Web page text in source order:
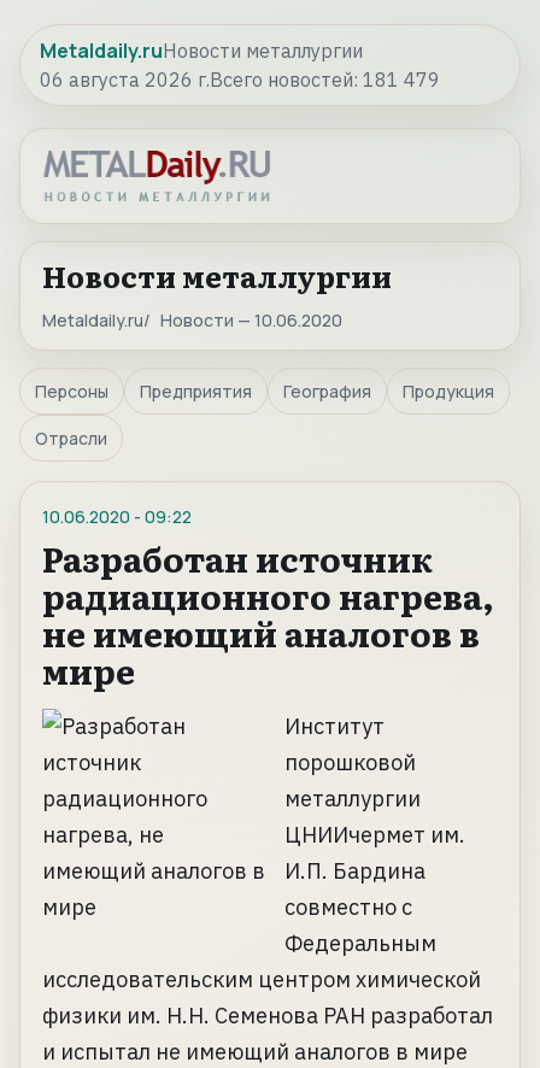
Metaldaily.ruНовости металлургии
06 августа 2026 г.Всего новостей: 181 479
Новости металлургии
Metaldaily.ru Новости — 10.06.2020
Персоны Предприятия География Продукция
Отрасли
10.06.2020 - 09:22
Разработан источник
радиационного нагрева,
не имеющий аналогов в
мире
Институт
порошковой
металлургии
ЦНИИчермет им.
И.П. Бардина
совместно с
Федеральным
исследовательским центром химической
физики им. Н.Н. Семенова РАН разработал
и испытал не имеющий аналогов в мире